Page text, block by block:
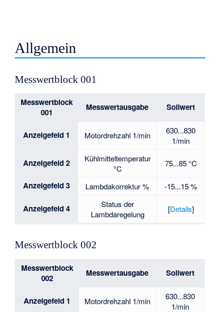
Allgemein
Messwertblock 001
Messwertblock
001
Messwertausgabe Sollwert
Anzeigefeld 1 Motordrehzahl 1/min
630...830
1/min
Anzeigefeld 2
Kühlmitteltemperatur
°C
75...85 °C
Anzeigefeld 3 Lambdakorrektur % -15...15 %
Anzeigefeld 4
Status der
Lambdaregelung
[Details]
Messwertblock 002
Messwertblock
002
Messwertausgabe Sollwert
Anzeigefeld 1 Motordrehzahl 1/min
630...830
1/min